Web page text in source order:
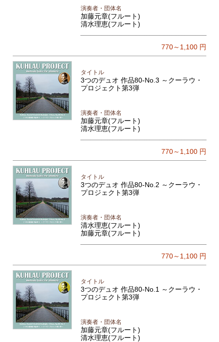
演奏者・団体名
加藤元章(フルート)
清水理恵(フルート)
770～1,100円
タイトル
3つのデュオ 作品80-No.3 ～クーラウ・
プロジェクト第3弾
演奏者・団体名
加藤元章(フルート)
清水理恵(フルート)
770～1,100円
タイトル
3つのデュオ 作品80-No.2 ～クーラウ・
プロジェクト第3弾
演奏者・団体名
清水理恵(フルート)
加藤元章(フルート)
770～1,100円
タイトル
3つのデュオ 作品80-No.1 ～クーラウ・
プロジェクト第3弾
演奏者・団体名
加藤元章(フルート)
清水理恵(フルート)